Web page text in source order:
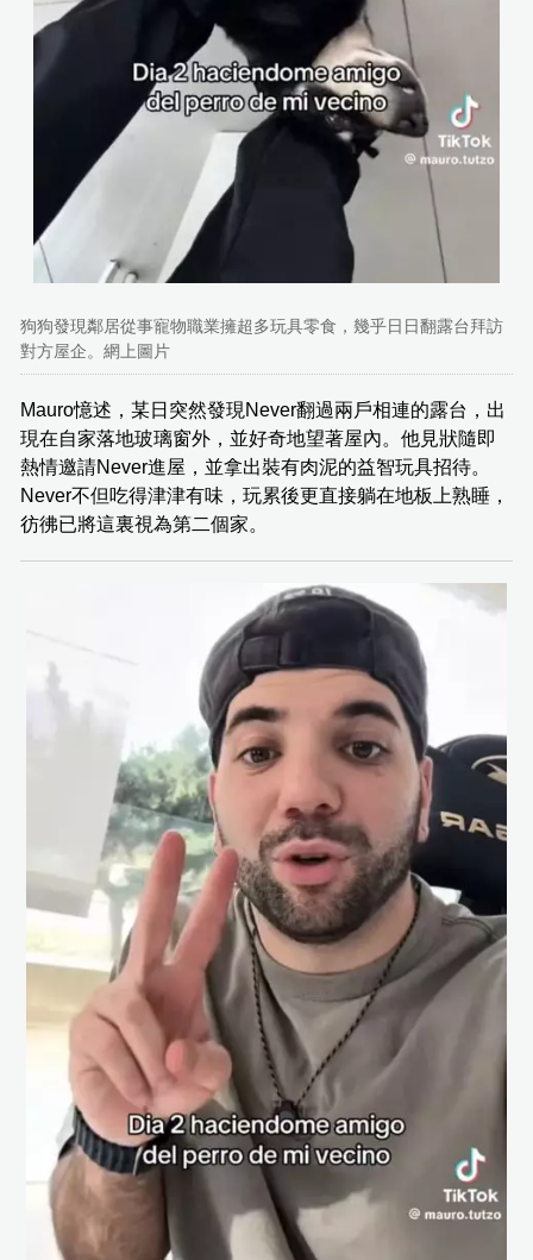
狗狗發現鄰居從事寵物職業擁超多玩具零食，幾乎日日翻露台拜訪
對方屋企。網上圖片
Mauro憶述，某日突然發現Never翻過兩戶相連的露台，出
現在自家落地玻璃窗外，並好奇地望著屋內。他見狀隨即
熱情邀請Never進屋，並拿出裝有肉泥的益智玩具招待。
Never不但吃得津津有味，玩累後更直接躺在地板上熟睡，
彷彿已將這裏視為第二個家。